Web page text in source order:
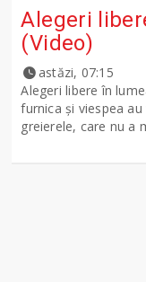
Alegeri
(Video)
astăzi, 07:15
Alegeri libere în
furnica și viespea
greierele, care nu a